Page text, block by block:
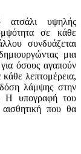
ατσάλι υψηλής
σε κάθε
συνδυάζεται
μια
όσους αγαπούν
λεπτομέρεια,
λάμψης στην
Η υπογραφή του
που θα